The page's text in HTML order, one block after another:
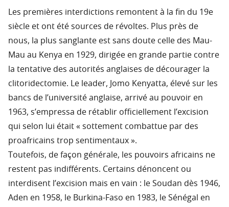
Les premières interdictions remontent à la fin du 19e
siècle et ont été sources de révoltes. Plus près de
nous, la plus sanglante est sans doute celle des Mau-
Mau au Kenya en 1929, dirigée en grande partie contre
la tentative des autorités anglaises de décourager la
clitoridectomie. Le leader, Jomo Kenyatta, élevé sur les
bancs de l’université anglaise, arrivé au pouvoir en
1963, s’empressa de rétablir officiellement l’excision
qui selon lui était « sottement combattue par des
proafricains trop sentimentaux ».
Toutefois, de façon générale, les pouvoirs africains ne
restent pas indifférents. Certains dénoncent ou
interdisent l’excision mais en vain : le Soudan dès 1946,
Aden en 1958, le Burkina-Faso en 1983, le Sénégal en